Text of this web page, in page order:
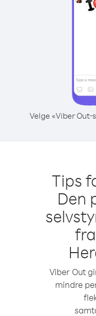
Velge «Viber
Tips
Den
Viber Out
mindre